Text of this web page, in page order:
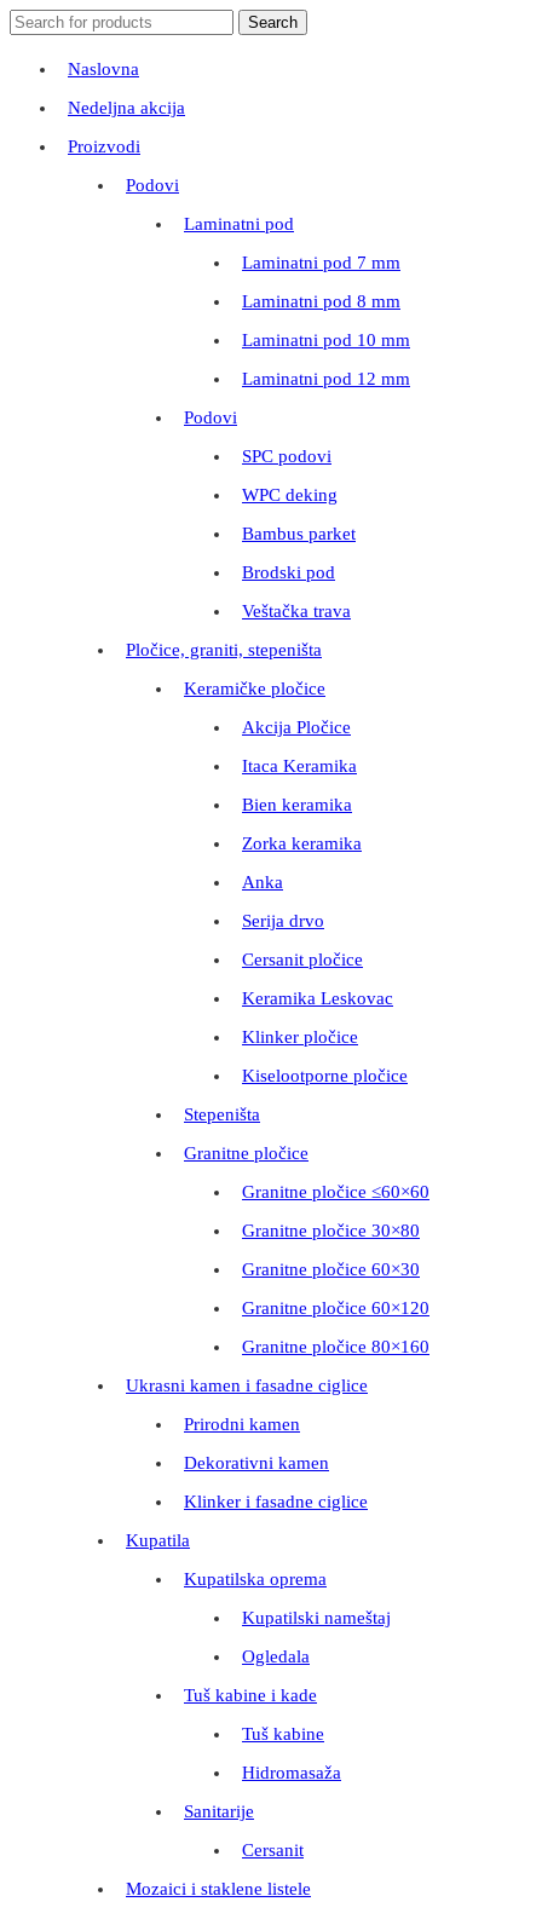
Search
for:
Search
Naslovna
Nedeljna akcija
Proizvodi
Podovi
Laminatni pod
Laminatni pod 7 mm
Laminatni pod 8 mm
Laminatni pod 10 mm
Laminatni pod 12 mm
Podovi
SPC podovi
WPC deking
Bambus parket
Brodski pod
Veštačka trava
Pločice, graniti, stepeništa
Keramičke pločice
Akcija Pločice
Itaca Keramika
Bien keramika
Zorka keramika
Anka
Serija drvo
Cersanit pločice
Keramika Leskovac
Klinker pločice
Kiselootporne pločice
Stepeništa
Granitne pločice
Granitne pločice ≤60×60
Granitne pločice 30×80
Granitne pločice 60×30
Granitne pločice 60×120
Granitne pločice 80×160
Ukrasni kamen i fasadne ciglice
Prirodni kamen
Dekorativni kamen
Klinker i fasadne ciglice
Kupatila
Kupatilska oprema
Kupatilski nameštaj
Ogledala
Tuš kabine i kade
Tuš kabine
Hidromasaža
Sanitarije
Cersanit
Mozaici i staklene listele